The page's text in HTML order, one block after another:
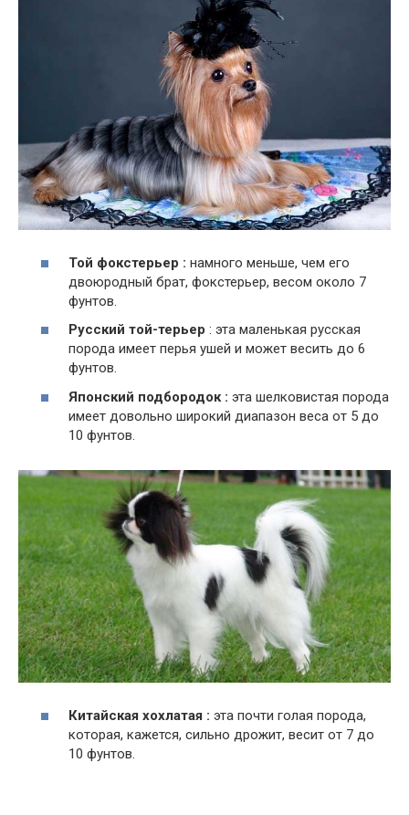
Той фокстерьер : намного меньше, чем его
двоюродный брат, фокстерьер, весом около 7
фунтов.
Русский той-терьер : эта маленькая русская
порода имеет перья ушей и может весить до 6
фунтов.
Японский подбородок : эта шелковистая порода
имеет довольно широкий диапазон веса от 5 до
10 фунтов.
Китайская хохлатая : эта почти голая порода,
которая, кажется, сильно дрожит, весит от 7 до
10 фунтов.